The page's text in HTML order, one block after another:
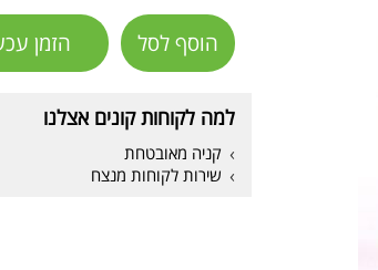
הוסף לסל הזמן
למה לקוחות קונים אצלנו
קניה מאובטחת
שירות לקוחות מנצח